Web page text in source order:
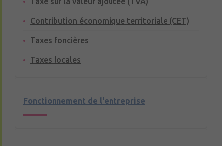
Contribution économique territoriale (CET)
Taxes foncières
Taxes locales
Fonctionnement de l'entreprise